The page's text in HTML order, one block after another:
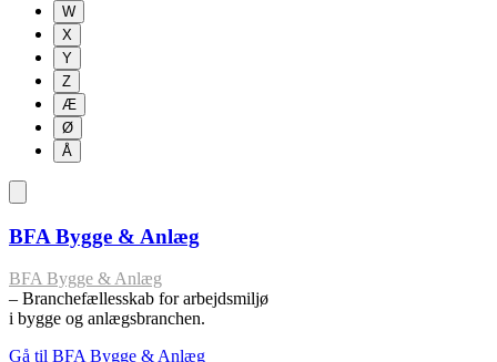
W
X
Y
Z
Æ
Ø
Å
BFA Bygge & Anlæg
BFA Bygge & Anlæg
– Branchefællesskab for arbejdsmiljø
i bygge og anlægsbranchen.
Gå til BFA Bygge & Anlæg